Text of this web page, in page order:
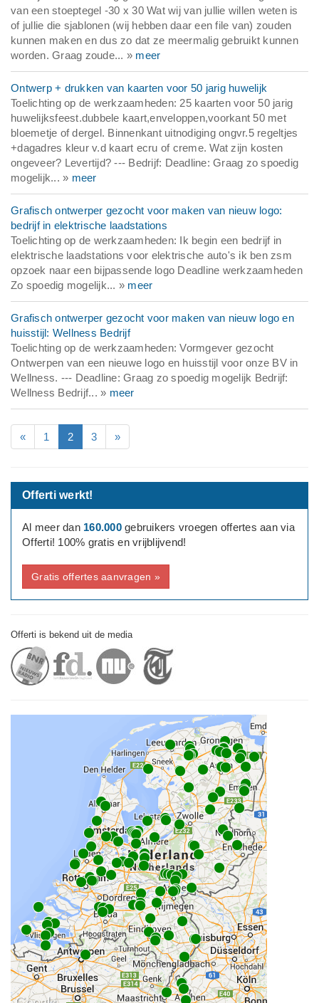
van een stoeptegel -30 x 30 Wat wij van jullie willen weten is
of jullie die sjablonen (wij hebben daar een file van) zouden
kunnen maken en dus zo dat ze meermalig gebruikt kunnen
worden. Graag zoude... » meer
Ontwerp + drukken van kaarten voor 50 jarig huwelijk
Toelichting op de werkzaamheden: 25 kaarten voor 50 jarig
huwelijksfeest.dubbele kaart,enveloppen,voorkant 50 met
bloemetje of dergel. Binnenkant uitnodiging ongvr.5 regeltjes
+dagadres kleur v.d kaart ecru of creme. Wat zijn kosten
ongeveer? Levertijd? --- Bedrijf: Deadline: Graag zo spoedig
mogelijk... » meer
Grafisch ontwerper gezocht voor maken van nieuw logo:
bedrijf in elektrische laadstations
Toelichting op de werkzaamheden: Ik begin een bedrijf in
elektrische laadstations voor elektrische auto's ik ben zsm
opzoek naar een bijpassende logo Deadline werkzaamheden
Zo spoedig mogelijk... » meer
Grafisch ontwerper gezocht voor maken van nieuw logo en
huisstijl: Wellness Bedrijf
Toelichting op de werkzaamheden: Vormgever gezocht
Ontwerpen van een nieuwe logo en huisstijl voor onze BV in
Wellness. --- Deadline: Graag zo spoedig mogelijk Bedrijf:
Wellness Bedrijf... » meer
« 1 2 3 »
Offerti werkt!
Al meer dan 160.000gebruikers vroegen offertes aan via
Offerti! 100% gratis en vrijblijvend!
Gratis offertes aanvragen »
Offerti is bekend uit de media